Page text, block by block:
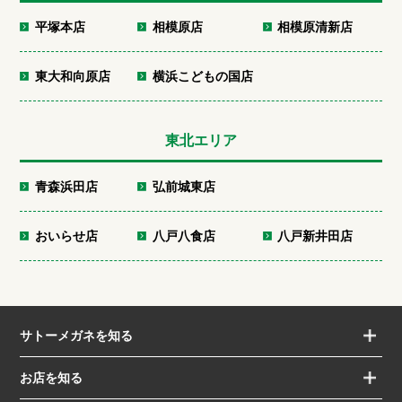
平塚本店 相模原店 相模原清新店
東大和向原店 横浜こどもの国店
東北エリア
青森浜田店 弘前城東店
おいらせ店 八戸八食店 八戸新井田店
サトーメガネを知る
お店を知る